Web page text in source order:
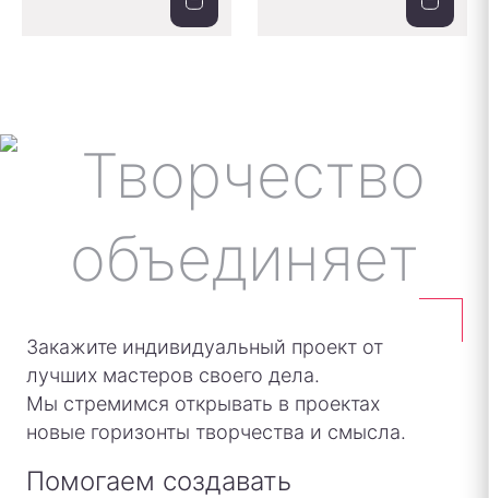
Закажите индивидуальный проект от
лучших мастеров своего дела.
Мы стремимся открывать в проектах
новые горизонты творчества и смысла.
Помогаем создавать